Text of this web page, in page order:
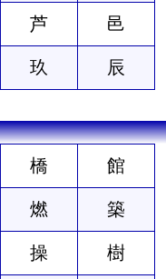
芦 邑
玖 辰
橋 館
燃 築
操 樹